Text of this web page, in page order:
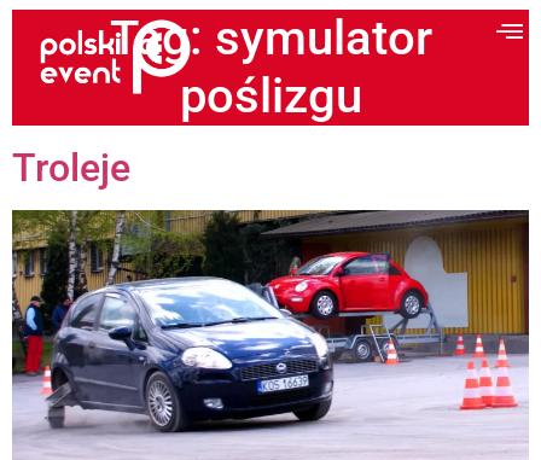
Tag: symulator
poślizgu
Troleje